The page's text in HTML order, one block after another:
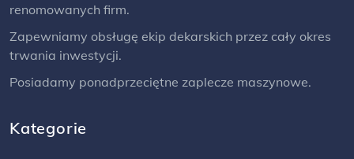
renomowanych firm.
Zapewniamy obsługę ekip dekarskich przez cały okres
trwania inwestycji.
Posiadamy ponadprzeciętne zaplecze maszynowe.
Kategorie